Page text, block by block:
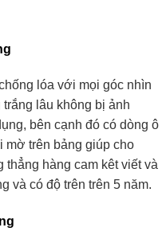
lóa với mọi góc nhìn
lâu không bị ảnh
bên cạnh đó có dòng ô
mờ trên bảng giúp cho
hàng cam kêt viết và
và có độ trên trên 5 năm.